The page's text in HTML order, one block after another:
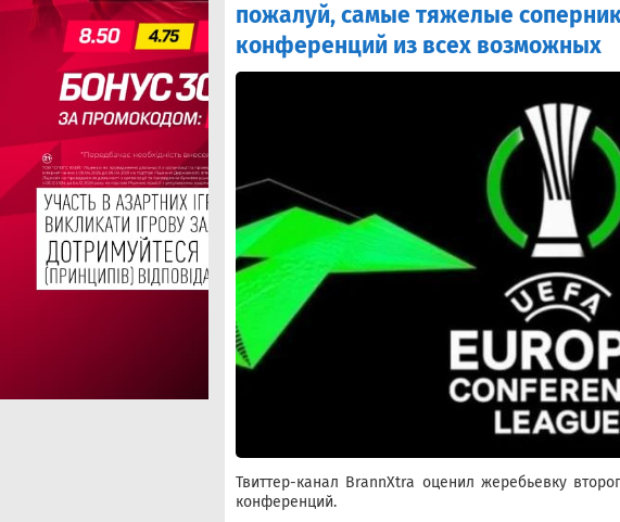
пожалуй, самые тяжелые
конференций из всех возможных
Твиттер-канал BrannXtra оценил жеребьевку
конференций.